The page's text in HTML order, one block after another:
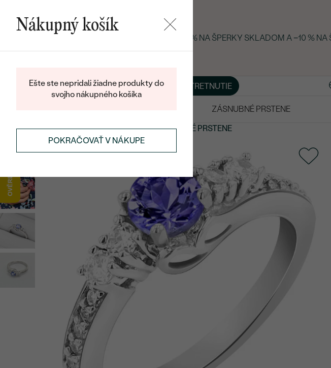
LETNÝ BLACK FRIDAY: −25 % NA ŠPERKY SKLADOM A −10 %
BLOGŠPERKY NA MIERU DOHODNÚŤ STRETNUTIE
ZÁSNUBNÉ PRSTENE
PRSTENEPRSTENE S DRAHOKAMAMITANZANITOVÉ PRSTENE
Nákupný košík
Ešte ste nepridali žiadne produkty do
svojho nákupného košíka
POKRAČOVAŤ V NÁKUPE